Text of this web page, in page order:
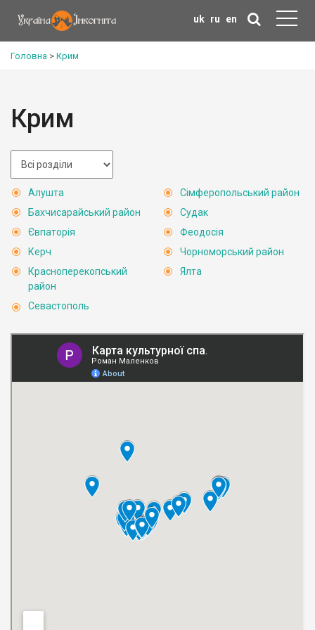
uk ru en
Головна > Крим
Крим
Алушта
Бахчисарайський район
Євпаторія
Керч
Красноперекопський
район
Севастополь
Сімферопольський район
Судак
Феодосія
Чорноморський район
Ялта